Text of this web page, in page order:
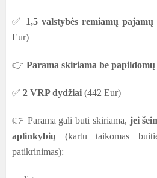
✅ 1,5 valstybės remiamų pajamų
Eur)
👉 Parama skiriama be papildomų
✅ 2 VRP dydžiai (442 Eur)
👉 Parama gali būti skiriama, jei
aplinkybių (kartu taikomas
patikrinimas):